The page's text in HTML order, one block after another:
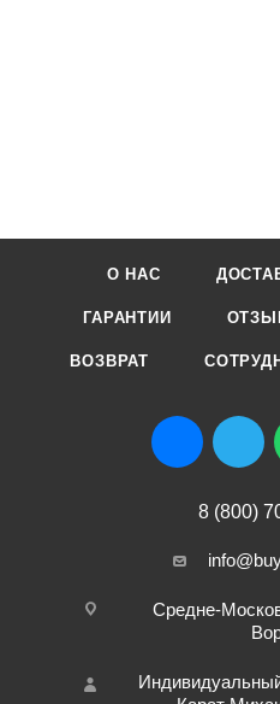
О НАС
ГАРАНТИИ
ВОЗВРАТ
8 (800)
Средне-